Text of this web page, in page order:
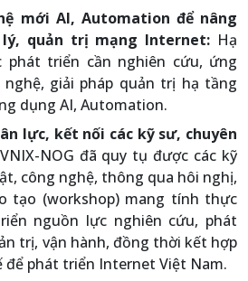
mới AI, Automation để nâng
quản trị mạng Internet: Hạ
phát triển cần nghiên cứu, ứng
giải pháp quản trị hạ tầng
dụng AI, Automation.
lực, kết nối các kỹ sư, chuyên
NOG đã quy tụ được các kỹ
công nghệ, thông qua hôi nghị,
tạo (workshop) mang tính thực
nguồn lực nghiên cứu, phát
trị, vận hành, đồng thời kết hợp
để phát triển Internet Việt Nam.